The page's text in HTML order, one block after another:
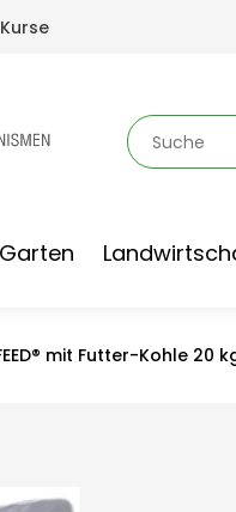
Garten
Kurse
mit Futter-Kohle 20